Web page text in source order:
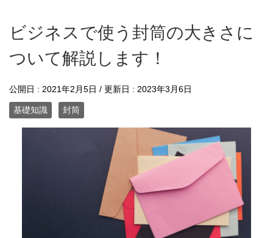
ビジネスで使う封筒の大きさに
ついて解説します！
公開日 : 2021年2月5日 / 更新日 : 2023年3月6日
基礎知識 封筒